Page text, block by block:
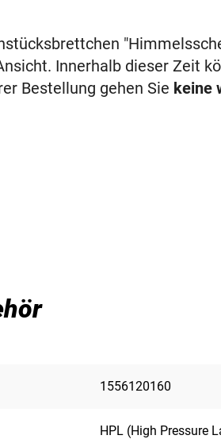
Innerhalb dieser Zeit
Bestellung gehen Sie keine
1556120160
HPL (High Pressure